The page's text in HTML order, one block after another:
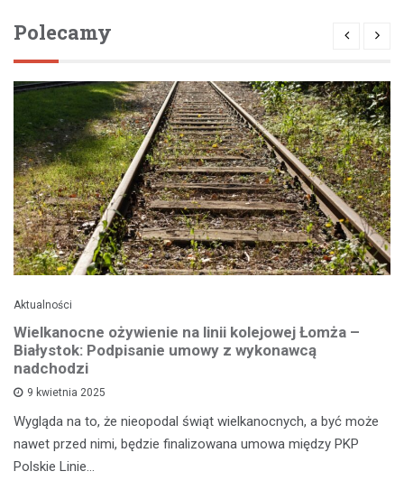
Polecamy
Aktualności
Wielkanocne ożywienie na linii kolejowej Łomża –
Białystok: Podpisanie umowy z wykonawcą
nadchodzi
9 kwietnia 2025
Wygląda na to, że nieopodal świąt wielkanocnych, a być może
nawet przed nimi, będzie finalizowana umowa między PKP
Polskie Linie…